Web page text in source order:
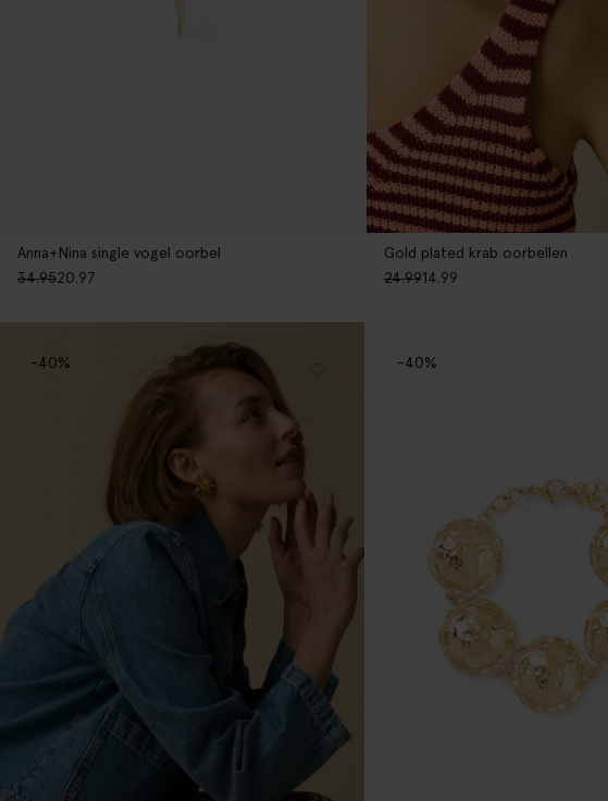
Anna+Nina single vogel oorbel
34.9520.97
Gold plated krab oorbellen
24.9914.99
-40% -40%